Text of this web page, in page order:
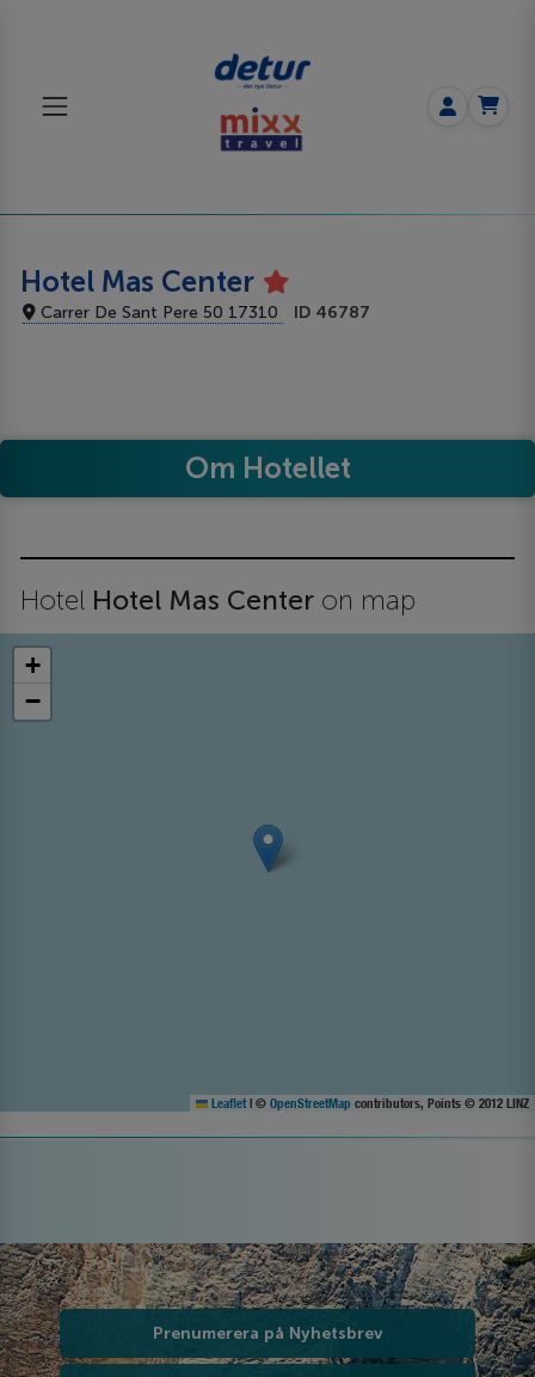
Hotel Mas Center
Carrer De Sant Pere 50 17310 ID 46787
Om Hotellet
Hotel Hotel Mas Center on map
+
−
Leaflet | © OpenStreetMap contributors, Points © 2012 LINZ
Prenumerera på Nyhetsbrev